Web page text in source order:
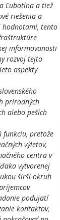
Ľubotína a tiež
riešenia a
hodnotami, tento
informovanosti
rozvoj tejto
aspekty
prírodných
alebo peších
funkciu, pretože
výletov,
centra v
vytvorenej
širší okruh
podujatí
kontaktov,